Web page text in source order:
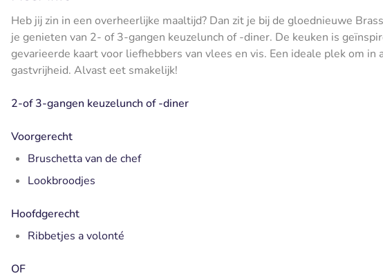
Heb jij zin in een overheerlijke maaltijd? Dan zit je bij de gloednieuwe
je genieten van 2- of 3-gangen keuzelunch of -diner. De keuken is
gevarieerde kaart voor liefhebbers van vlees en vis. Een ideale plek om
gastvrijheid. Alvast eet smakelijk!
2-of 3-gangen keuzelunch of -diner
Voorgerecht
Bruschetta van de chef
Lookbroodjes
Hoofdgerecht
Ribbetjes a volonté
OF